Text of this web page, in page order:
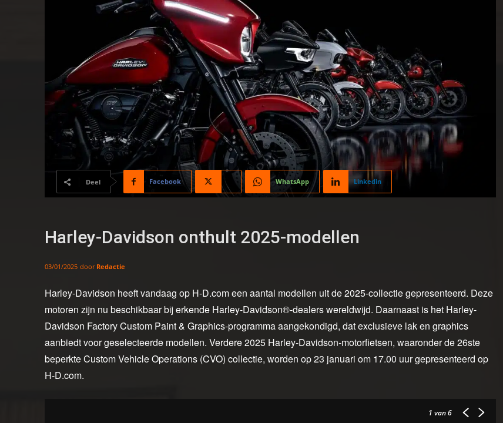
Deel Facebook WhatsApp Linkedin
Harley-Davidson onthult 2025-modellen
03/01/2025 door Redactie
Harley-Davidson heeft vandaag op H-D.com een aantal modellen uit de 2025-collectie gepresenteerd. Deze
motoren zijn nu beschikbaar bij erkende Harley-Davidson®-dealers wereldwijd. Daarnaast is het Harley-
Davidson Factory Custom Paint & Graphics-programma aangekondigd, dat exclusieve lak en graphics
aanbiedt voor geselecteerde modellen. Verdere 2025 Harley-Davidson-motorfietsen, waaronder de 26ste
beperkte Custom Vehicle Operations (CVO) collectie, worden op 23 januari om 17.00 uur gepresenteerd op
H-D.com.
1 van 6